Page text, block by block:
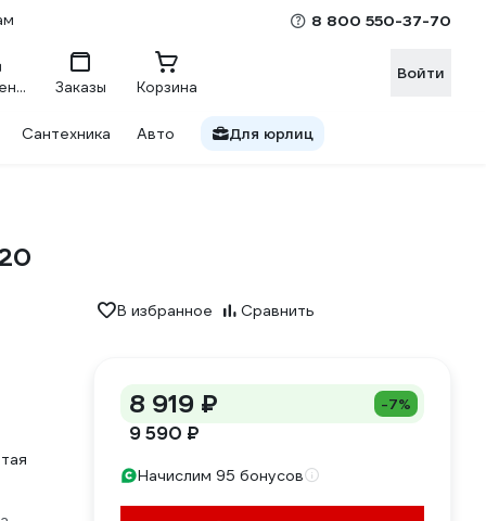
8 800 550-37-70
Сравнение Заказы Корзина
Войти
Сантехника Авто Для юрлиц
В избранное Сравнить
8 919 ₽ -7%
9 590 ₽
Начислим 95 бонусов